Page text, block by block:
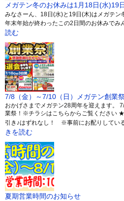
メガテン冬のお休みは1月18日(水)19
みなさーん、18日(水)と19日(木)はメガテン
年末年始が終わったこの2日間のお休みでみ
読む
7/8（金）～7/10（日）メガテン創業
おかげさまでメガテン28周年を迎えます。
業祭！※チラシはこちらからご覧ください
引き♪はずれなし！ ※事前にお配りしてい
きを読む
夏期営業時間のお知らせ